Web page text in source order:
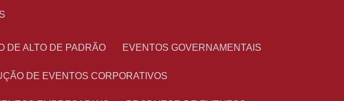
DE ALTO DE PADRÃO EVENTOS GOVERNAMENTAIS
DE EVENTOS CORPORATIVOS